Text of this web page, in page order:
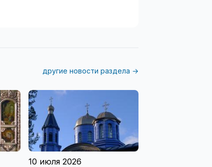
другие новости раздела →
10 июля 2026